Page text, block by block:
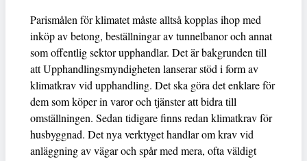
Parismålen för klimatet måste alltså kopplas ihop med
inköp av betong, beställningar av tunnelbanor och annat
som offentlig sektor upphandlar. Det är bakgrunden till
att Upphandlingsmyndigheten lanserar stöd i form av
klimatkrav vid upphandling. Det ska göra det enklare för
dem som köper in varor och tjänster att bidra till
omställningen. Sedan tidigare finns redan klimatkrav för
husbyggnad. Det nya verktyget handlar om krav vid
anläggning av vägar och spår med mera, ofta väldigt